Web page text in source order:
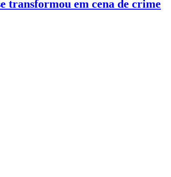
transformou em cena de crime